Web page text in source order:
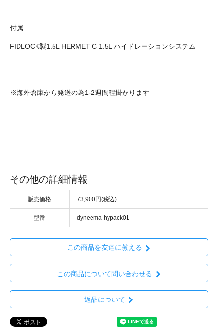
付属
FIDLOCK製1.5L HERMETIC 1.5L ハイドレーションシステム
※海外倉庫から発送の為1-2週間程掛かります
その他の詳細情報
販売価格 73,900円(税込)
型番 dyneema-hypack01
この商品を友達に教える
この商品について問い合わせる
返品について